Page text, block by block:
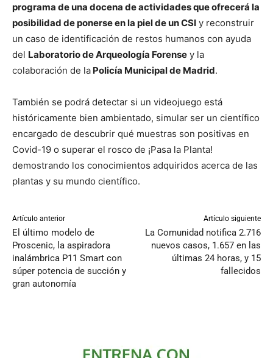
programa de una docena de actividades que ofrecerá la
posibilidad de ponerse en la piel de un CSI y reconstruir
un caso de identificación de restos humanos con ayuda
del Laboratorio de Arqueología Forense y la
colaboración de la Policía Municipal de Madrid.
También se podrá detectar si un videojuego está
históricamente bien ambientado, simular ser un científico
encargado de descubrir qué muestras son positivas en
Covid-19 o superar el rosco de ¡Pasa la Planta!
demostrando los conocimientos adquiridos acerca de las
plantas y su mundo científico.
Artículo anterior
El último modelo de
Proscenic, la aspiradora
inalámbrica P11 Smart con
súper potencia de succión y
gran autonomía
Artículo siguiente
La Comunidad notifica 2.716
nuevos casos, 1.657 en las
últimas 24 horas, y 15
fallecidos